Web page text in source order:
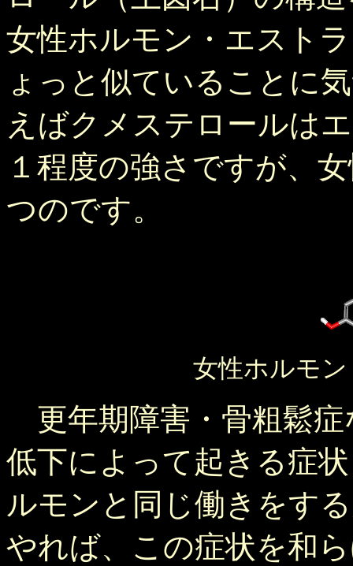
女性ホルモン・エスト
ょっと似ていることに
えばクメステロールは
１程度の強さですが、
つのです。
女性ホルモ
更年期障害・骨粗鬆
低下によって起きる症
ルモンと同じ働きをす
やれば、この症状を和